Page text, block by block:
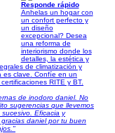
Responde rápido
Anhelas un hogar con
un confort perfecto y
un diseño
excepcional? Desea
una reforma de
interiorismo donde los
detalles, la estética y
de climatización y
es clave. Confíe en un
RITE y BT.
de inodoro daniel. No
sugerencias que llevemos
Eficacia y
daniel por tu buen